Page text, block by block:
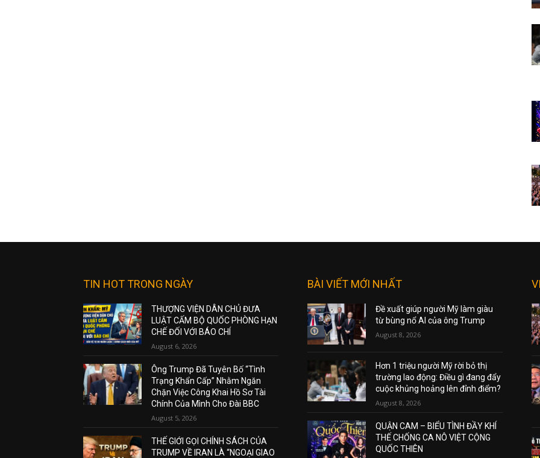
TIN HOT TRONG NGÀY
THƯỢNG VIỆN DÂN CHỦ ĐƯA
LUẬT CẤM BỘ QUỐC PHÒNG HẠN
CHẾ ĐỐI VỚI BÁO CHÍ
August 6, 2026
Ông Trump Đã Tuyên Bố “Tình
Trạng Khẩn Cấp” Nhằm Ngăn
Chặn Việc Công Khai Hồ Sơ Tài
Chính Của Mình Cho Đài BBC
August 5, 2026
THẾ GIỚI GỌI CHÍNH SÁCH CỦA
TRUMP VỀ IRAN LÀ “NGOẠI GIAO
BÀI VIẾT MỚI NHẤT
Đề xuất giúp người Mỹ làm giàu
từ bùng nổ AI của ông Trump
August 8, 2026
Hơn 1 triệu người Mỹ rời bỏ thị
trường lao động: Điều gì đang đẩy
cuộc khủng hoảng lên đỉnh điểm?
August 8, 2026
QUẬN CAM – BIỂU TÌNH ĐẦY KHÍ
THẾ CHỐNG CA NÔ VIỆT CỘNG
QUỐC THIÊN